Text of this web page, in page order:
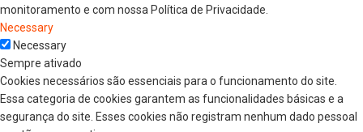
monitoramento e com nossa Política de Privacidade.
Necessary
Necessary
Sempre ativado
Cookies necessários são essenciais para o funcionamento do site.
Essa categoria de cookies garantem as funcionalidades básicas e a
segurança do site. Esses cookies não registram nenhum dado pessoal